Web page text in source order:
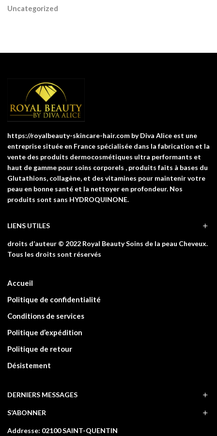
Uncategorized
https://royalbeauty-skincare-hair.com by Diva Alice est une
entreprise située en France spécialisée dans la fabrication et la
vente des produits dermocosmétiques ultra performants et
haut de gamme pour soins corporels , produits faits à bases du
Glutathions, collagène, et des vitamines pour maintenir votre
peau en bonne santé et la nettoyer en profondeur. Nos
produits sont sans HYDROQUINONE.
LIENS UTILES
droits d’auteur © 2022 Royal Beauty Soins de la peau Cheveux.
Tous les droits sont réservés
Accueil
Politique de confidentialité
Conditions de services
Politique d’expédition
Politique de retour
Désistement
DERNIERS MESSAGES
S’ABONNER
Addresse: 02100 SAINT-QUENTIN